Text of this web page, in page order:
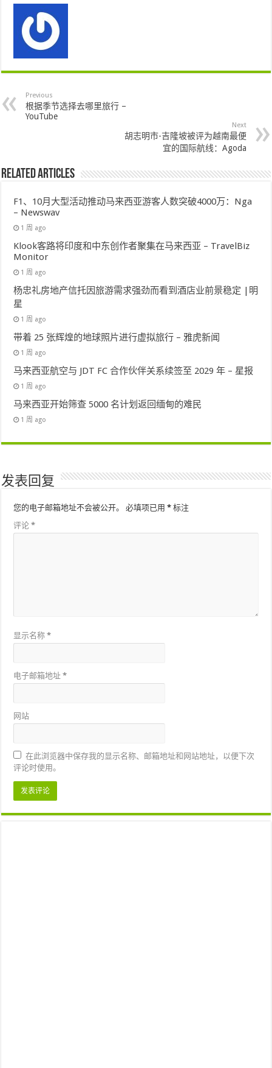
Previous
根据季节选择去哪里旅行 –
YouTube
Next
胡志明市-吉隆坡被评为越南最便
宜的国际航线：Agoda
Related Articles
F1、10月大型活动推动马来西亚游客人数突破4000万：Nga
– Newswav
1 周 ago
Klook客路将印度和中东创作者聚集在马来西亚 – TravelBiz
Monitor
1 周 ago
杨忠礼房地产信托因旅游需求强劲而看到酒店业前景稳定 |明
星
1 周 ago
带着 25 张辉煌的地球照片进行虚拟旅行 – 雅虎新闻
1 周 ago
马来西亚航空与 JDT FC 合作伙伴关系续签至 2029 年 – 星报
1 周 ago
马来西亚开始筛查 5000 名计划返回缅甸的难民
1 周 ago
发表回复
您的电子邮箱地址不会被公开。 必填项已用* 标注
评论*
显示名称*
电子邮箱地址*
网站
在此浏览器中保存我的显示名称、邮箱地址和网站地址，以便下次
评论时使用。